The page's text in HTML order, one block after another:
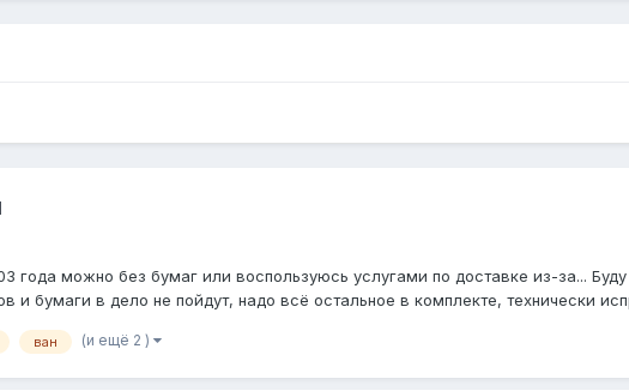
можно без бумаг или воспользуюсь услугами по доставке из-за...
и бумаги в дело не пойдут, надо всё остальное в комплекте, технически
ван (и ещё 2 )